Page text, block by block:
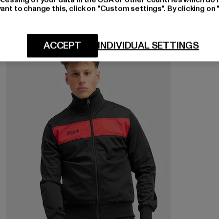
to change this, click on "Custom settings". By clicking
INDIVIDUAL SETTINGS
ACCEPT